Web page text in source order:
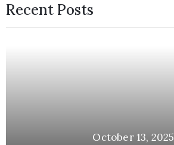
Recent Posts
October 13, 2025